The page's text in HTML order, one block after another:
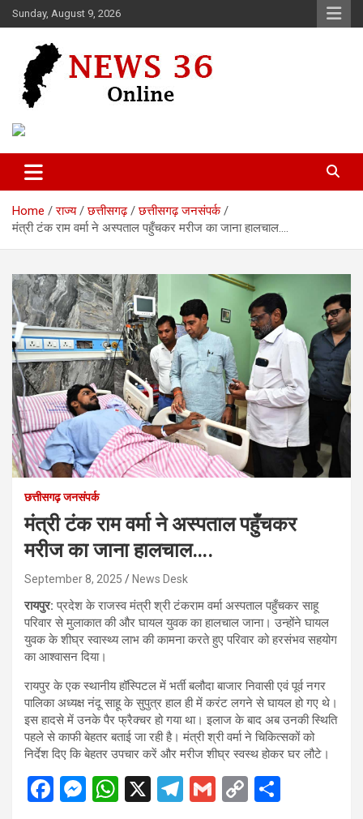
Skip
to
Sunday, August 9, 2026
News 36
Home राज्य छत्तीसगढ़
छत्तीसगढ़ जनसंपर्क
मंत्री टंक राम वर्मा ने अस्पताल पहुँचकर मरीज का जाना हालचाल….
छत्तीसगढ़ जनसंपर्क
मंत्री टंक राम वर्मा ने अस्पताल पहुँचकर
मरीज का जाना हालचाल….
September 8, 2025 News Desk
रायपुर: प्रदेश के राजस्व मंत्री श्री टंकराम वर्मा अस्पताल पहुँचकर साहू
परिवार से मुलाकात की और घायल युवक का हालचाल जाना। उन्होंने घायल
युवक के शीघ्र स्वास्थ्य लाभ की कामना करते हुए परिवार को हरसंभव सहयोग
का आश्वासन दिया।
रायपुर के एक स्थानीय हॉस्पिटल में भर्ती बलौदा बाजार निवासी एवं पूर्व नगर
पालिका अध्यक्ष नंदू साहू के सुपुत्र हाल ही में करंट लगने से घायल हो गए थे।
इस हादसे में उनके पैर फ्रैक्चर हो गया था। इलाज के बाद अब उनकी स्थिति
पहले से काफी बेहतर बताई जा रही है। मंत्री श्री वर्मा ने चिकित्सकों को
निर्देश दिए कि बेहतर उपचार करें और मरीज शीघ्र स्वस्थ होकर घर लौटे।
F
M W X
T
G
C